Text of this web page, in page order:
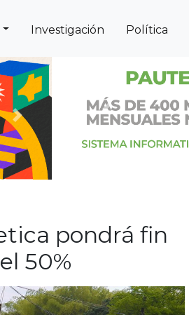
Investigación Política
Next Previous
pondrá fin
50%